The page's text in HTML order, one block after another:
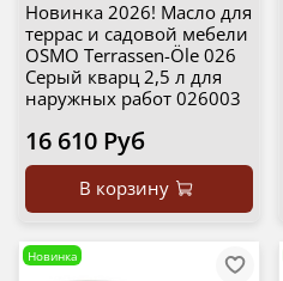
Новинка 2026! Масло для
террас и садовой мебели
OSMO Terrassen-Öle 026
Серый кварц 2,5 л для
наружных работ 026003
16 610 Руб
В корзину
Новинка